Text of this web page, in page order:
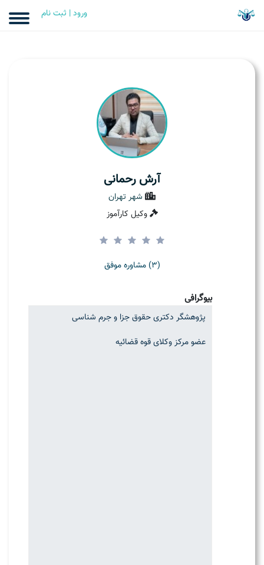
ورود | ثبت نام
آرش رحمانی
شهر تهران
وکیل کارآموز
(3) مشاوره موفق
بیوگرافی